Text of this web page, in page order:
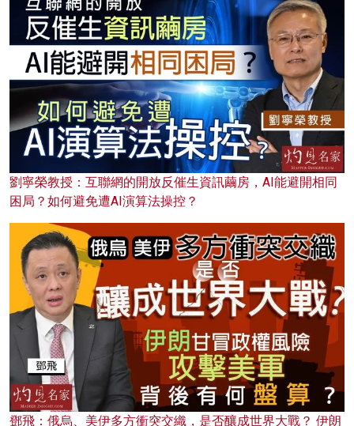
劉寧榮教授：互聯網的開放反催生資訊繭房，AI能避開相同
困局？如何避免遭AI演算法操控？
鄧飛：俄烏、美伊多方衝突交織，是否釀成世界大戰？ 伊朗